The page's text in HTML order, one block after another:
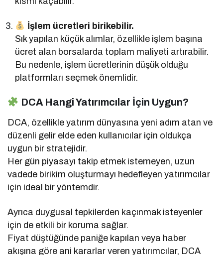
İşlem ücretleri birikebilir.
Sık yapılan küçük alımlar, özellikle işlem başına
ücret alan borsalarda toplam maliyeti artırabilir.
Bu nedenle, işlem ücretlerinin düşük olduğu
platformları seçmek önemlidir.
DCA Hangi Yatırımcılar İçin Uygun?
DCA, özellikle yatırım dünyasına yeni adım atan ve
düzenli gelir elde eden kullanıcılar için oldukça
uygun bir stratejidir.
Her gün piyasayı takip etmek istemeyen, uzun
vadede birikim oluşturmayı hedefleyen yatırımcılar
için ideal bir yöntemdir.
Ayrıca duygusal tepkilerden kaçınmak isteyenler
için de etkili bir koruma sağlar.
Fiyat düştüğünde paniğe kapılan veya haber
akışına göre ani kararlar veren yatırımcılar, DCA